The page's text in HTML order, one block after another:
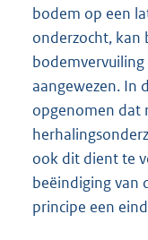
bodem op een
onderzocht, kan
aangewezen. In
opgenomen dat
ook dit dient te
beëindiging van
principe een